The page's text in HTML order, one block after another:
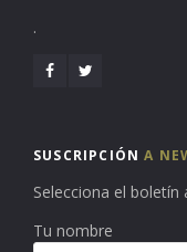
.
SUSCRIPCIÓNA
Selecciona el boletín
Tu nombre